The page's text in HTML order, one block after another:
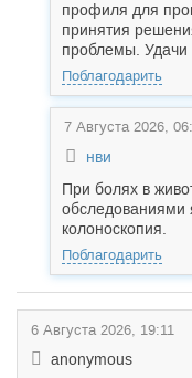
профиля для
принятия
проблемы. Удачи
Поблагодарить
7 Августа 2026,
нви
При болях в
обследованиями
колоноскопия.
Поблагодарить
6 Августа 2026, 19:11
anonymous